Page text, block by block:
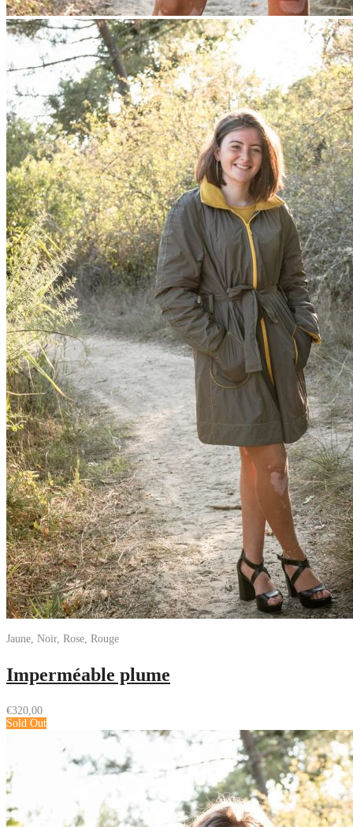
Jaune, Noir, Rose, Rouge
Imperméable plume
€320,00
Sold Out